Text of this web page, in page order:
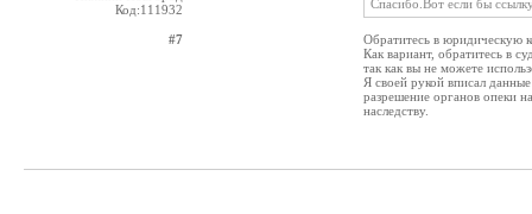
Код:111932
#7
Спасибо.Вот если бы
Обратитесь в юридическую
Как вариант, обратитесь в
так как вы не можете
Я своей рукой вписал
разрешение органов опеки
наследству.